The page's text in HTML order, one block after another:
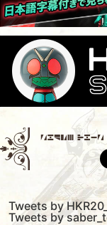
Tweets by
Tweets by